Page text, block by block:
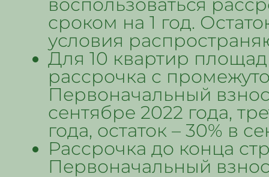
сроком на 1 год.
условия
Для 10 квартир
рассрочка с
Первоначальный
сентябре 2022 года,
года, остаток – 30% в
Рассрочка до конца
Первоначальный взнос